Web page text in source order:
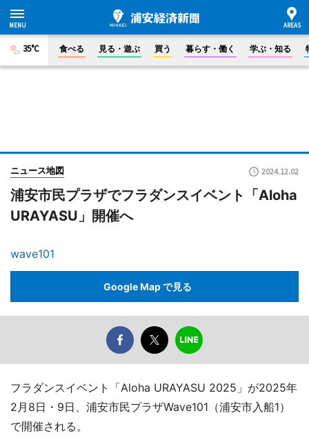
35°C 食べる 見る・遊ぶ 買う 暮らす・働く 学ぶ・知る
ニュース地図 2024.12.02
浦安市民プラザでフラダンスイベント「Aloha
URAYASU」開催へ
wave101
Google Map で見る
フラダンスイベント「Aloha URAYASU 2025」が2025年
2月8日・9日、浦安市民プラザWave101（浦安市入船1）
で開催される。